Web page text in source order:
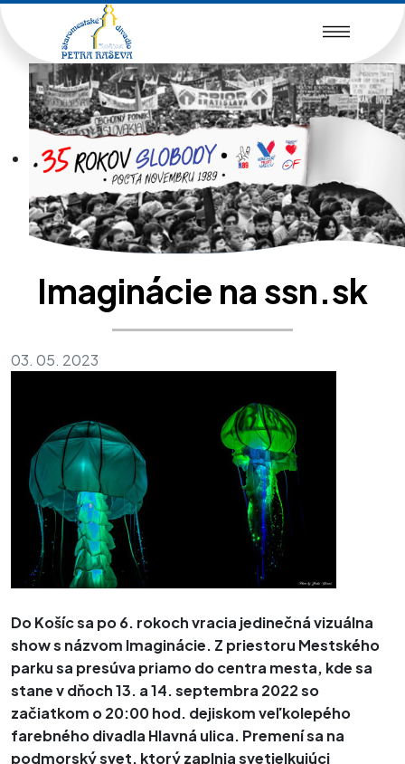
Imaginácie na ssn.sk
03. 05. 2023
Do Košíc sa po 6. rokoch vracia jedinečná vizuálna
show s názvom Imaginácie. Z priestoru Mestského
parku sa presúva priamo do centra mesta, kde sa
stane v dňoch 13. a 14. septembra 2022 so
začiatkom o 20:00 hod. dejiskom veľkolepého
farebného divadla Hlavná ulica. Premení sa na
podmorský svet, ktorý zaplnia svetielkujúci